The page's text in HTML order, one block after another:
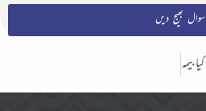
سوال بھیج دیں